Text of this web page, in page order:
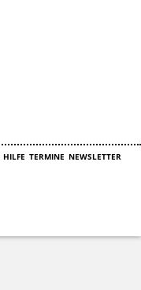
HILFE TERMINE NEWSLETTER